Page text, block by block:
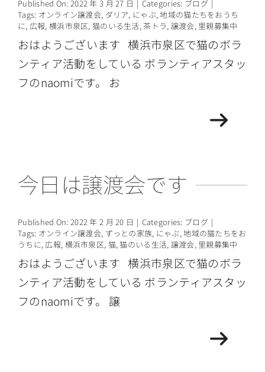
Published On: 2022 年 3 月 27 日 Categories: ブログ
Tags: オンライン譲渡会, ダリア, にゃぶ,地域の猫たちをおうち
に, 広報,横浜市泉区,猫のいる生活,茶トラ, 譲渡会, 里親募集中
おはようございます 横浜市泉区で猫のボラ
ンティア活動をしている ボランティアスタッ
フのnaomiです。 お
今日は譲渡会です
Published On: 2022 年 2 月 20 日 | Categories: ブログ |
Tags: オンライン譲渡会, ずっとの家族, にゃぶ,地域の猫たちをお
うちに, 広報, 横浜市泉区, 猫,猫のいる生活, 譲渡会, 里親募集中
おはようございます 横浜市泉区で猫のボラ
ンティア活動をしている ボランティアスタッ
フのnaomiです。 譲